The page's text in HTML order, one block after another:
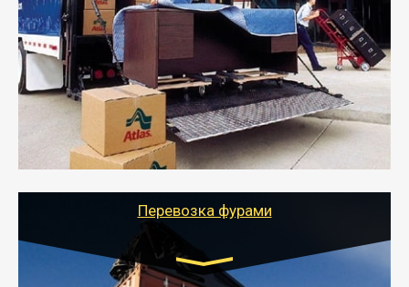
от 5000 руб.
- Служебный или военный переезд может быть на
отдельном авто или догрузом (по меньшей
стоимости).
- Тайгер Логистик подберет автотранспорт, быстро и
качественно организует переезд к новому месту
службы или работы с гарантией сохранности груза и
оформлением документов, подтверждающих
Перевозка фурами